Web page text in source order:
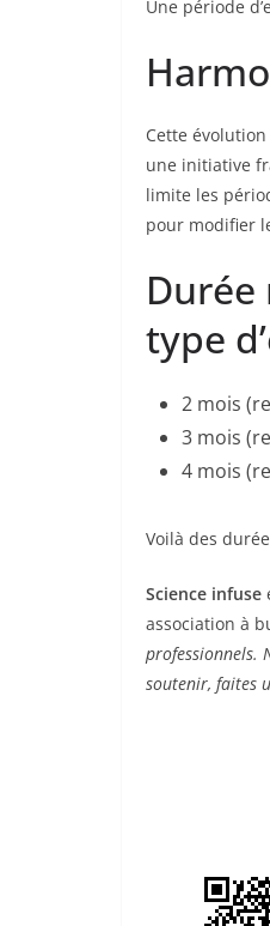
Une période
Cette
une initiative
limite les
pour modifier
Durée
type
2 mois
3 mois
4 mois
Voilà des
Science infuse
association à
professionnels.
soutenir, faites